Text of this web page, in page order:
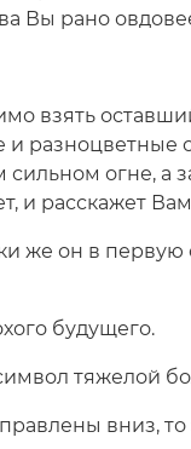
Вы рано
взять
разноцветные
огне, а
и расскажет
же он в первую
будущего.
тяжелой
вниз, то